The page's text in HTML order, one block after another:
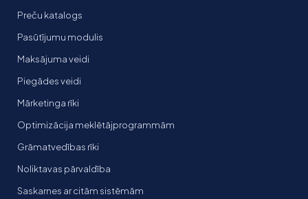
Preču katalogs
Pasūtījumu modulis
Maksājuma veidi
Piegādes veidi
Mārketinga rīki
Optimizācija meklētājprogrammām
Grāmatvedības rīki
Noliktavas pārvaldība
Saskarnes ar citām sistēmām